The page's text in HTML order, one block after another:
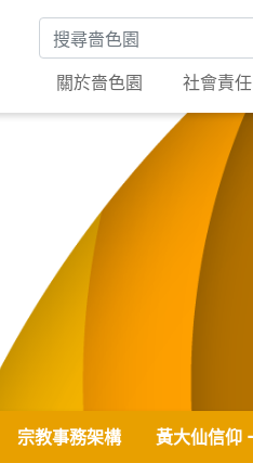
搜尋關鍵字
關於嗇色園
社會責任
宗教事務架構 黃大仙信仰